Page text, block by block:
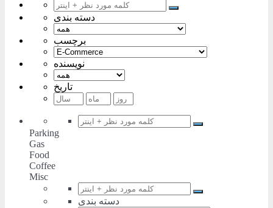
دسته بندی
برچسب
نویسنده
تاریخ
Parking
Gas
Food
Coffee
Misc
دسته بندی